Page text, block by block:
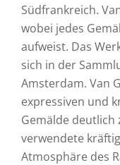
Südfrankreich.
wobei jedes
aufweist. Das
sich in der
Amsterdam. Van
expressiven und
Gemälde deutlich
verwendete
Atmosphäre des